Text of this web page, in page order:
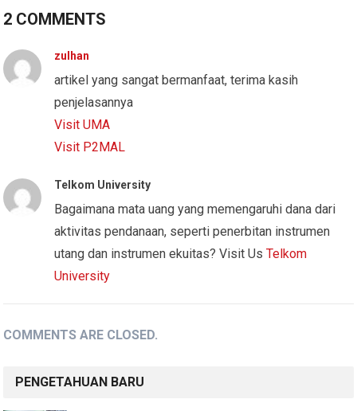
2 COMMENTS
zulhan
artikel yang sangat bermanfaat, terima kasih
penjelasannya
Visit UMA
Visit P2MAL
Telkom University
Bagaimana mata uang yang memengaruhi dana dari
aktivitas pendanaan, seperti penerbitan instrumen
utang dan instrumen ekuitas? Visit UsTelkom
University
COMMENTS ARE CLOSED.
PENGETAHUAN BARU